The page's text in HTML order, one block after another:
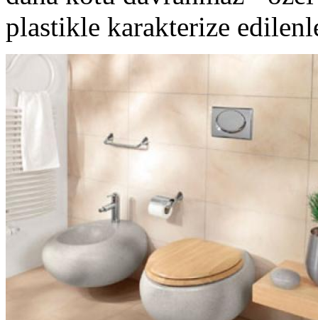
plastikle karakterize